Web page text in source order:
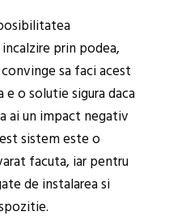
prin podea,
sa faci acest
e o solutie sigura daca
ai un impact negativ
sistem este o
facuta, iar pentru
de instalarea si